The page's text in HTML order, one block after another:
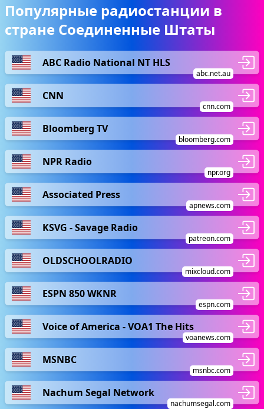
Популярные радиостанции в
стране Соединенные Штаты
ABC Radio National NT HLS
abc.net.au
CNN
cnn.com
Bloomberg TV
bloomberg.com
NPR Radio
npr.org
Associated Press
apnews.com
KSVG - Savage Radio
patreon.com
OLDSCHOOLRADIO
mixcloud.com
ESPN 850 WKNR
espn.com
Voice of America - VOA1 The Hits
voanews.com
MSNBC
msnbc.com
Nachum Segal Network
nachumsegal.com